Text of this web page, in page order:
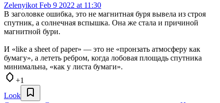
Zelenyikot Feb 9 2022 at 11:30
В заголовке ошибка, это не магнитная буря вывела из строя
спутник, а солнечная вспышка. Она же стала и причиной
магнитной бури.
И «like a sheet of paper» — это не «пронзать атмосферу как
бумагу», а лететь ребром, когда лобовая площадь спутника
минимальна, «как у листа бумаги».
+1
Look